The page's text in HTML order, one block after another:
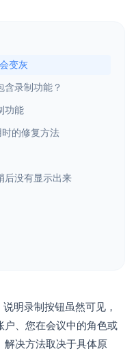
变灰
录制功能？
功能
的修复方法
后没有显示出来
说明录制按钮虽然可见，
户、您在会议中的角色或
解决方法取决于具体原